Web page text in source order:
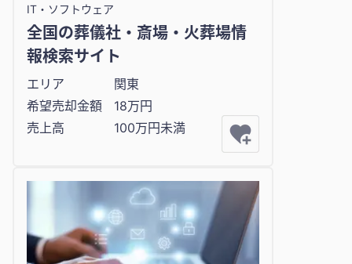
IT・ソフトウェア
全国の葬儀社・斎場・火葬場情
報検索サイト
エリア
関東
希望売却金額
18万円
売上高
100万円未満